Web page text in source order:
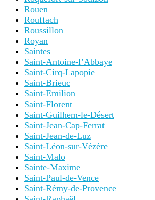
Rouen
Rouffach
Roussillon
Royan
Saintes
Saint-Antoine-l’Abbaye
Saint-Cirq-Lapopie
Saint-Brieuc
Saint-Emilion
Saint-Florent
Saint-Guilhem-le-Désert
Saint-Jean-Cap-Ferrat
Saint-Jean-de-Luz
Saint-Léon-sur-Vézère
Saint-Malo
Sainte-Maxime
Saint-Paul-de-Vence
Saint-Rémy-de-Provence